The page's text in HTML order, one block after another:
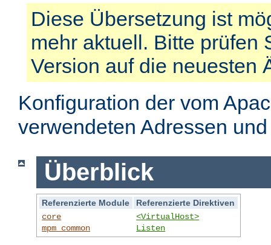
Diese Übersetzung ist
mehr aktuell. Bitte prüfen
Version auf die neuesten
Konfiguration der vom
verwendeten Adressen
Überblick
Referenzierte Module
Referenzierte Direktiven
core
mpm_common
<VirtualHost>
Listen